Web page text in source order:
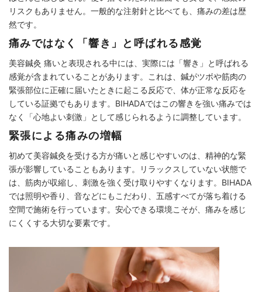
リスクもありません。一般的な注射針と比べても、痛みの差は歴
然です。
痛みではなく「響き」と呼ばれる感覚
美容鍼灸 痛いと表現される中には、実際には「響き」と呼ばれる
感覚が含まれていることがあります。これは、鍼がツボや筋肉の
緊張部位に正確に届いたときに起こる反応で、体が正常な反応を
している証拠でもあります。BIHADAではこの響きを強い痛みでは
なく「心地よい刺激」として感じられるように調整しています。
緊張による痛みの増幅
初めて美容鍼灸を受ける方が痛いと感じやすいのは、精神的な緊
張が影響していることもあります。リラックスしていない状態で
は、筋肉が収縮し、刺激を強く受け取りやすくなります。BIHADA
では照明や香り、音などにもこだわり、五感すべてが落ち着ける
空間で施術を行っています。安心できる環境こそが、痛みを感じ
にくくする大切な要素です。